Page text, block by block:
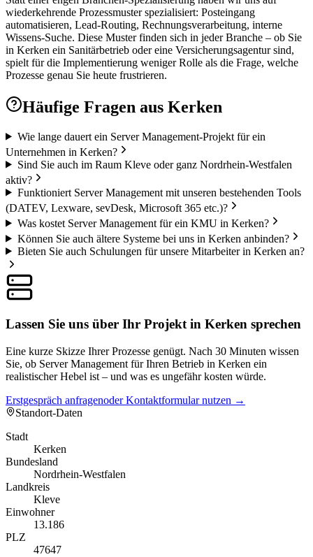
wiederkehrende Prozessmuster spezialisiert: Posteingang
automatisieren, Lead-Routing, Rechnungsverarbeitung, interne
Wissens-Suche. Diese Muster finden sich in jeder Branche – ob Sie
in Kerken ein Sanitärbetrieb oder eine Versicherungsagentur sind,
spielt für die Implementierung weniger Rolle als die Frage, welche
Prozesse genau Sie heute frustrieren.
Häufige Fragen aus Kerken
Wie lange dauert ein Server Management-Projekt für ein
Unternehmen in Kerken?
Sind Sie auch im Raum Kleve oder ganz Nordrhein-Westfalen
aktiv?
Funktioniert Server Management mit unseren bestehenden Tools
(DATEV, Lexware, sevDesk, Microsoft 365 etc.)?
Was kostet Server Management für ein KMU in Kerken?
Können Sie auch ältere Systeme bei uns in Kerken anbinden?
Bieten Sie auch Schulungen für unsere Mitarbeiter in Kerken an?
Lassen Sie uns über Ihr Projekt in Kerken sprechen
Eine kurze Skizze Ihrer Prozesse genügt. Nach 30 Minuten wissen
Sie, ob Server Management für Ihren Betrieb in Kerken ein
realistischer Hebel ist – und was es ungefähr kosten würde.
Erstgespräch anfragenoder Kontaktformular nutzen →
Standort-Daten
Stadt
Kerken
Bundesland
Nordrhein-Westfalen
Landkreis
Kleve
Einwohner
13.186
PLZ
47647